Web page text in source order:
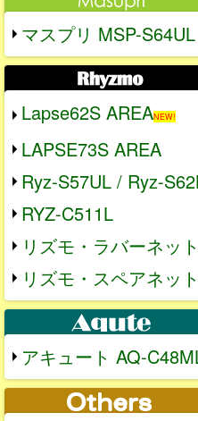
マスプリ MSP-S64UL
Lapse62S AREANEW!
LAPSE73S AREA
Ryz-S57UL / Ryz-
RYZ-C511L
リズモ・ラバーネット
リズモ・スペアネット
アキュート AQ-